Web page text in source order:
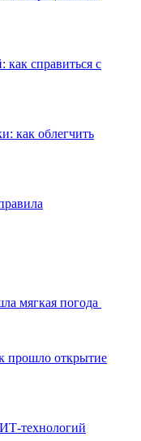
справиться с
как облегчить
мягкая погода
прошло открытие
технологий